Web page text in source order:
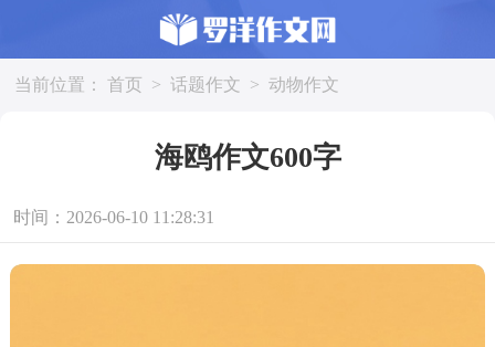
当前位置： 首页 > 话题作文 > 动物作文
海鸥作文600字
时间：2026-06-10 11:28:31